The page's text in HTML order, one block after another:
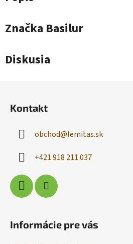
Značka Basilur
Diskusia
Kontakt
obchod@lemitas.sk
+421 918 211 037
Informácie pre vás